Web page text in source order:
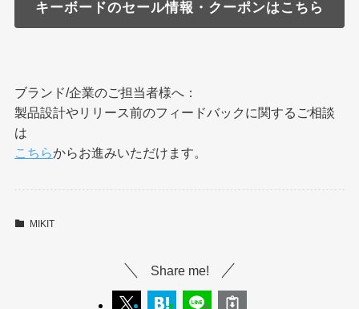
キーボードのセール情報・クーポンはこちら
ブランド/企業のご担当者様へ：
製品設計やリリース前のフィードバックに関するご相談
は
こちらからお進みいただけます。
MIKIT
Share me!